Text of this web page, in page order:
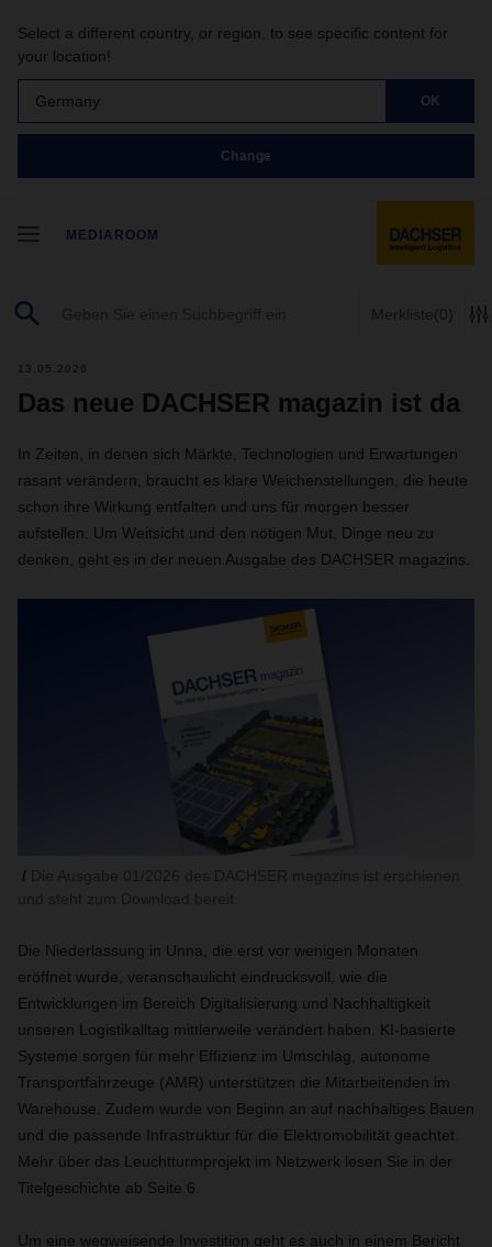
Select a different country, or region, to see specific content for
your location!
Germany OK
Change
MEDIAROOM
Merkliste(0)
13.05.2026
Das neue DACHSER magazin ist da
In Zeiten, in denen sich Märkte, Technologien und Erwartungen
rasant verändern, braucht es klare Weichenstellungen, die heute
schon ihre Wirkung entfalten und uns für morgen besser
aufstellen. Um Weitsicht und den nötigen Mut, Dinge neu zu
denken, geht es in der neuen Ausgabe des DACHSER magazins.
Die Niederlassung in Unna, die erst vor wenigen Monaten
eröffnet wurde, veranschaulicht eindrucksvoll, wie die
Entwicklungen im Bereich Digitalisierung und Nachhaltigkeit
unseren Logistikalltag mittlerweile verändert haben. KI-basierte
Systeme sorgen für mehr Effizienz im Umschlag, autonome
Transportfahrzeuge (AMR) unterstützen die Mitarbeitenden im
Warehouse. Zudem wurde von Beginn an auf nachhaltiges Bauen
und die passende Infrastruktur für die Elektromobilität geachtet.
Mehr über das Leuchtturmprojekt im Netzwerk lesen Sie in der
Titelgeschichte ab Seite 6.
Um eine wegweisende Investition geht es auch in einem Bericht